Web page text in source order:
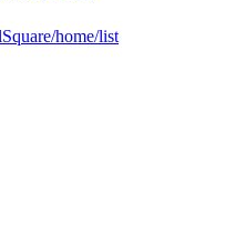
home/list